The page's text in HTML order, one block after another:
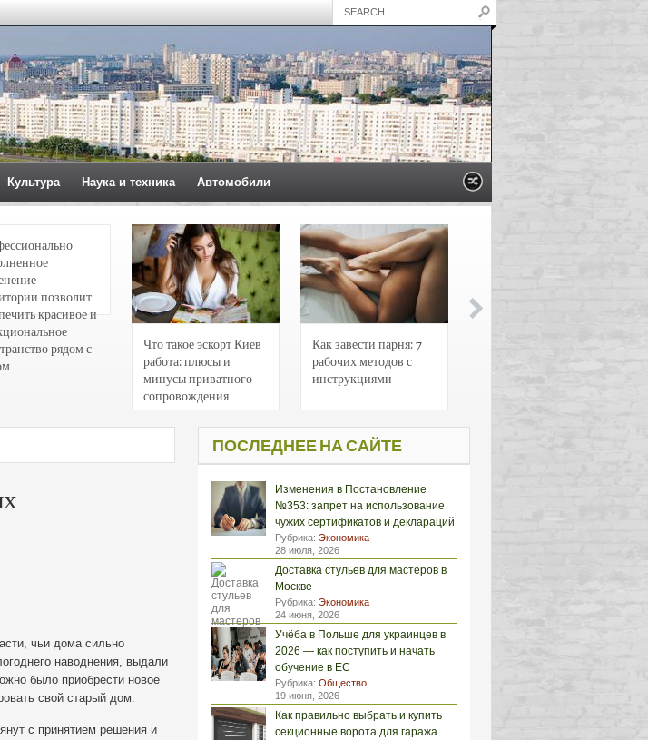
Культура Наука и техника Автомобили
позволит
красивое и
рядом с
Что такое эскорт Киев
работа: плюсы и
минусы приватного
сопровождения
Как завести парня: 7
рабочих методов с
инструкциями
чьи дома сильно
наводнения, выдали
было приобрести новое
свой старый дом.
с принятием решения и
ПОСЛЕДНЕЕ НА САЙТЕ
Изменения в Постановление
№353: запрет на использование
чужих сертификатов и деклараций
Рубрика: Экономика
28 июля, 2026
Доставка стульев для мастеров в
Москве
Рубрика: Экономика
24 июня, 2026
Учёба в Польше для украинцев в
2026 — как поступить и начать
обучение в ЕС
Рубрика: Общество
19 июня, 2026
Как правильно выбрать и купить
секционные ворота для гаража